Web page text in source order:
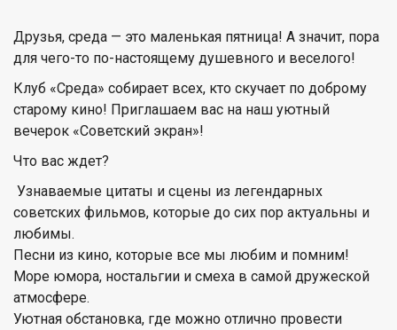
Друзья, среда — это маленькая пятница! А значит, пора
для чего-то по-настоящему душевного и веселого!
Клуб «Среда» собирает всех, кто скучает по доброму
старому кино! Приглашаем вас на наш уютный
вечерок «Советский экран»!
Что вас ждет?
Узнаваемые цитаты и сцены из легендарных
советских фильмов, которые до сих пор актуальны и
любимы.
Песни из кино, которые все мы любим и помним!
Море юмора, ностальгии и смеха в самой дружеской
атмосфере.
Уютная обстановка, где можно отлично провести